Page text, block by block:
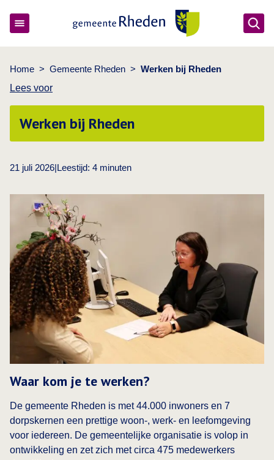
Home > Gemeente Rheden > Werken bij Rheden
Lees voor
Werken bij Rheden
21 juli 2026|Leestijd: 4 minuten
Waar kom je te werken?
De gemeente Rheden is met 44.000 inwoners en 7
dorpskernen een prettige woon-, werk- en leefomgeving
voor iedereen. De gemeentelijke organisatie is volop in
ontwikkeling en zet zich met circa 475 medewerkers